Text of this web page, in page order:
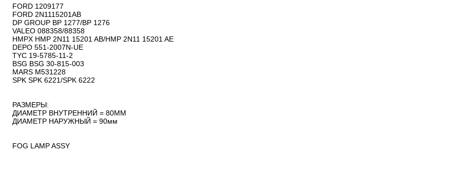
FORD 1209177
FORD 2N1115201AB
DP GROUP BP 1277/BP 1276
VALEO 088358/88358
HMPX HMP 2N11 15201 AB/HMP 2N11 15201 AE
DEPO 551-2007N-UE
TYC 19-5785-11-2
BSG BSG 30-815-003
MARS M531228
SPK SPK 6221/SPK 6222
РАЗМЕРЫ:
ДИАМЕТР ВНУТРЕННИЙ = 80ММ
ДИАМЕТР НАРУЖНЫЙ = 90мм
FOG LAMP ASSY